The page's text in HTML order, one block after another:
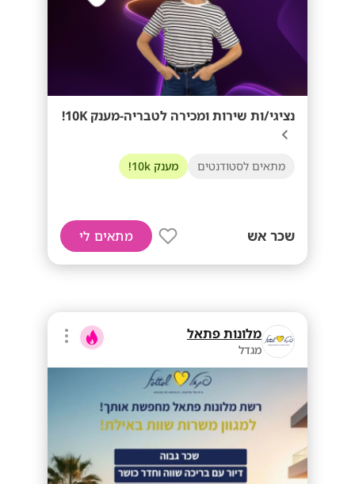
נציגי/ות שירות ומכירה לטבריה-מענק 10K!
מתאים לסטודנטים מענק 10k!
שכר אש מתאים לי
מלונות פתאל
מגדל